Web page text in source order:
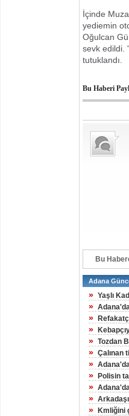
İçinde
yediemin
Oğulcan
sevk edildi.
tutuklandı.
Bu Haberi
Bu
Adana
» Yaşlı
»
»
»
» Tozdan
» Çalınan
»
» Polisin
»
»
» Kmliğini